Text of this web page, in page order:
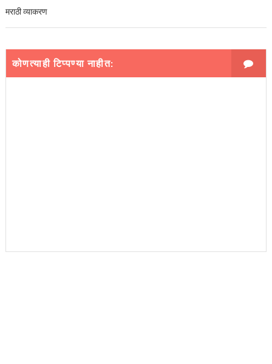
मराठी व्याकरण
कोणत्याही टिप्पण्‍या नाहीत: